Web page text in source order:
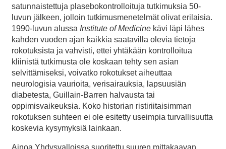
satunnaistettuja plasebokontrolloituja tutkimuksia 50-
luvun jälkeen, jolloin tutkimusmenetelmät olivat erilaisia.
1990-luvun alussa Institute of Medicine kävi läpi lähes
kahden vuoden ajan kaikkia saatavilla olevia tietoja
rokotuksista ja vahvisti, ettei yhtäkään kontrolloitua
kliinistä tutkimusta ole koskaan tehty sen asian
selvittämiseksi, voivatko rokotukset aiheuttaa
neurologisia vaurioita, verisairauksia, lapsuusiän
diabetesta, Guillain-Barren halvausta tai
oppimisvaikeuksia. Koko historian ristiriitaisimman
rokotuksen suhteen ei ole esitetty useimpia turvallisuutta
koskevia kysymyksiä lainkaan.
Ainoa Yhdysvalloissa suoritettu suuren mittakaavan